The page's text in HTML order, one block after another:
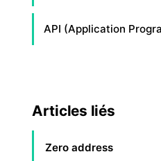
API (Application
Articles liés
Zero address